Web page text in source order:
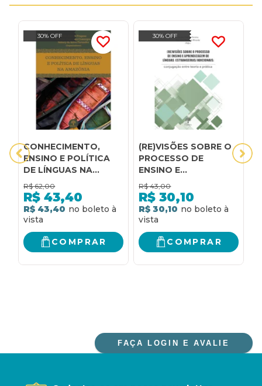
30% OFF
CONHECIMENTO,
ENSINO E POLÍTICA
DE LÍNGUAS NA
AMAZÔNIA
R$ 62,00
R$ 43,40
R$ 43,40
COMPRAR
30% OFF
(RE)VISÕES SOBRE O
PROCESSO DE
ENSINO E
APRENDIZAGEM DE
LÍNGUAS
ESTRANGEIRAS/
R$ 43,00
R$ 30,10
R$ 30,10
COMPRAR
FAÇA LOGIN E AVALIE